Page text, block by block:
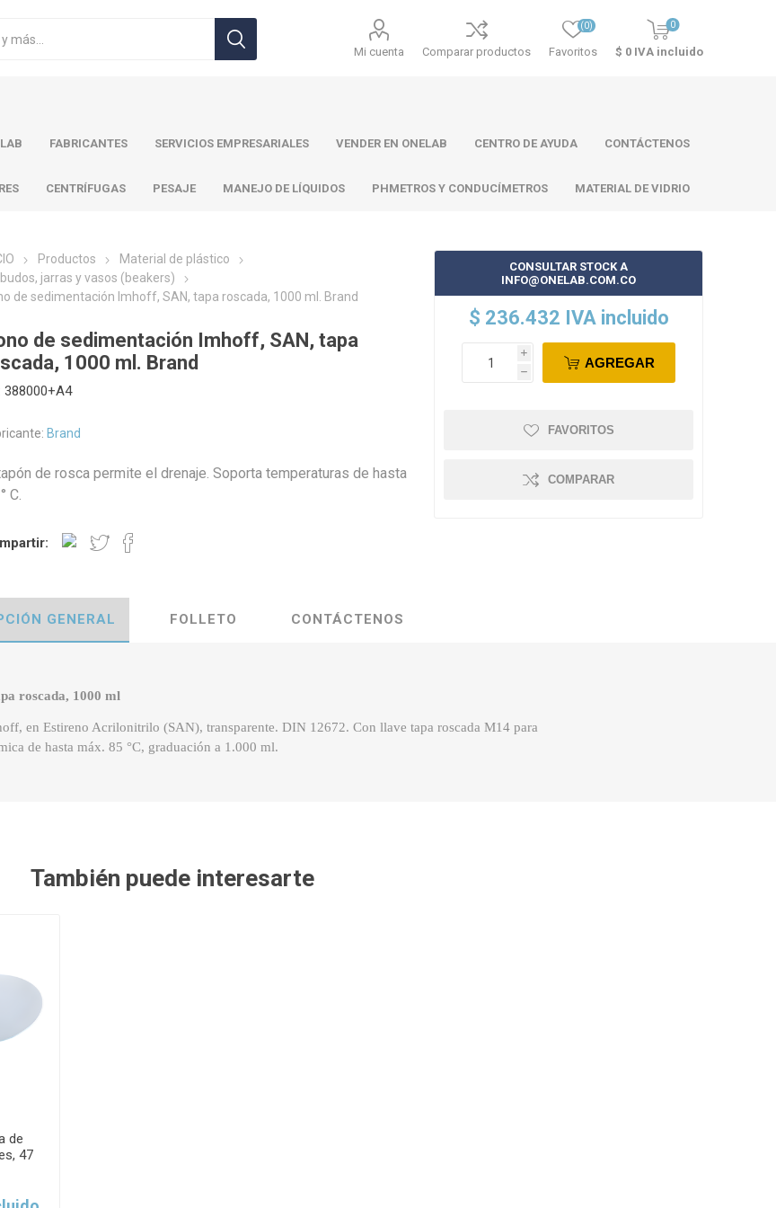
Mi cuenta Comparar productos Favoritos
(0) 0
$ 0 IVA incluido
FABRICANTES
Brand Ohaus Atago
Thermo
Scientific
SERVICIOS EMPRESARIALES VENDER EN ONELAB CENTRO DE AYUDA CONTÁCTENOS
CENTRÍFUGAS PESAJE MANEJO DE LÍQUIDOS PHMETROS Y CONDUCÍMETROS MATERIAL DE VIDRIO
Productos
Material de plástico
jarras y vasos (beakers)
de sedimentación Imhoff, SAN, tapa roscada, 1000 ml. Brand
de sedimentación Imhoff, SAN, tapa
1000 ml. Brand
388000+A4
Brand
de rosca permite el drenaje. Soporta temperaturas de hasta
C.
CONSULTAR STOCK A
INFO@ONELAB.COM.CO
$ 236.432 IVA incluido
i
h
AGREGAR
FAVORITOS
COMPARAR
GENERAL FOLLETO CONTÁCTENOS
roscada, 1000 ml
en Estireno Acrilonitrilo (SAN), transparente. DIN 12672. Con llave tapa roscada M14 para
de hasta máx. 85 °C, graduación a 1.000 ml.
También puede interesarte
de
47